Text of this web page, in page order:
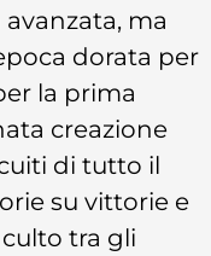
ma
dorata per
la prima
creazione
di tutto il
su vittorie e
tra gli